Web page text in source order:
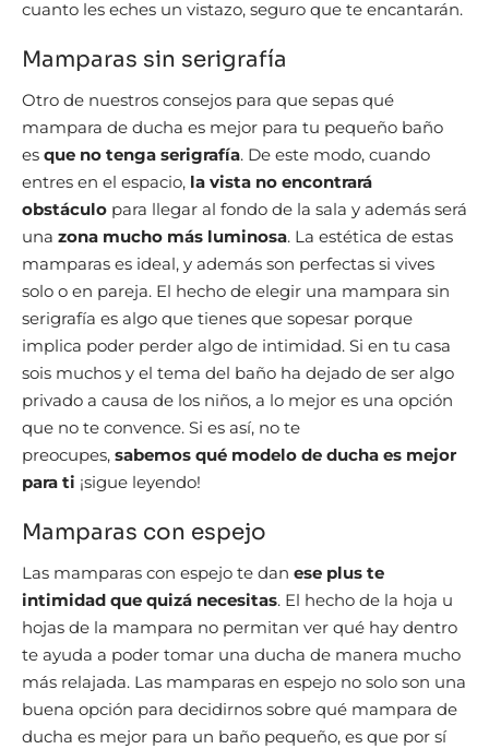
cuanto les eches un vistazo, seguro que te encantarán.
Mamparas sin serigrafía
Otro de nuestros consejos para que sepas qué
mampara de ducha es mejor para tu pequeño baño
es que no tenga serigrafía. De este modo, cuando
entres en el espacio, la vista no encontrará
obstáculo para llegar al fondo de la sala y además será
una zona mucho más luminosa. La estética de estas
mamparas es ideal, y además son perfectas si vives
solo o en pareja. El hecho de elegir una mampara sin
serigrafía es algo que tienes que sopesar porque
implica poder perder algo de intimidad. Si en tu casa
sois muchos y el tema del baño ha dejado de ser algo
privado a causa de los niños, a lo mejor es una opción
que no te convence. Si es así, no te
preocupes, sabemos qué modelo de ducha es mejor
para ti ¡sigue leyendo!
Mamparas con espejo
Las mamparas con espejo te dan ese plus te
intimidad que quizá necesitas. El hecho de la hoja u
hojas de la mampara no permitan ver qué hay dentro
te ayuda a poder tomar una ducha de manera mucho
más relajada. Las mamparas en espejo no solo son una
buena opción para decidirnos sobre qué mampara de
ducha es mejor para un baño pequeño, es que por sí